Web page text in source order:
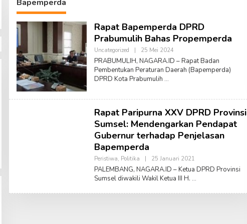
Bapemperda
Rapat Bapemperda DPRD
Prabumulih Bahas Propemperda
Uncategorized | 25 Mei 2024
L
E
H
Y
N
T
S
A
A
R
I
PRABUMULIH, NAGARA.ID – Rapat Badan
Pembentukan Peraturan Daerah (Bapemperda)
DPRD Kota Prabumulih
Rapat Paripurna XXV DPRD Provinsi
Sumsel: Mendengarkan Pendapat
Gubernur terhadap Penjelasan
Bapemperda
Peristiwa, Politika | 25 Januari 2021
E
H
M
PALEMBANG, NAGARA.ID – Ketua DPRD Provinsi
Sumsel diwakili Wakil Ketua III H.